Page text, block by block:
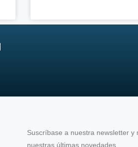
Suscríbase a nuestra newsletter y
nuestras últimas novedades